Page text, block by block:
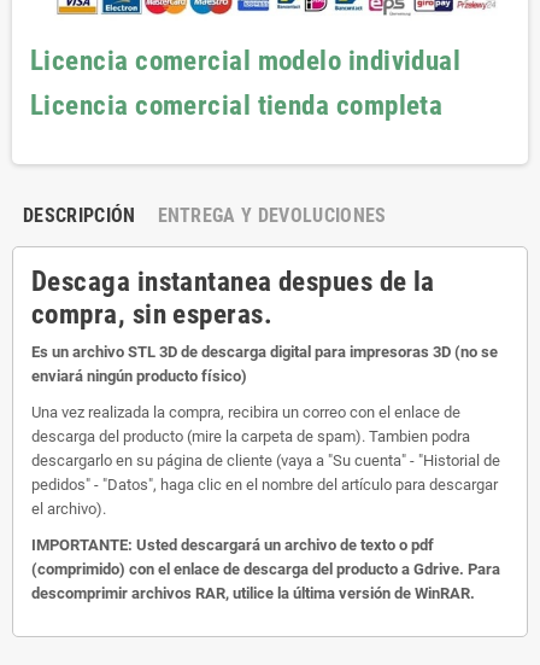
Licencia comercial modelo individual
Licencia comercial tienda completa
DESCRIPCIÓN ENTREGA Y DEVOLUCIONES
Descaga instantanea despues de la
compra, sin esperas.
Es un archivo STL 3D de descarga digital para impresoras 3D (no se
enviará ningún producto físico)
Una vez realizada la compra, recibira un correo con el enlace de
descarga del producto (mire la carpeta de spam). Tambien podra
descargarlo en su página de cliente (vaya a "Su cuenta" - "Historial de
pedidos" - "Datos", haga clic en el nombre del artículo para descargar
el archivo).
IMPORTANTE: Usted descargará un archivo de texto o pdf
(comprimido) con el enlace de descarga del producto a Gdrive. Para
descomprimir archivos RAR, utilice la última versión de WinRAR.